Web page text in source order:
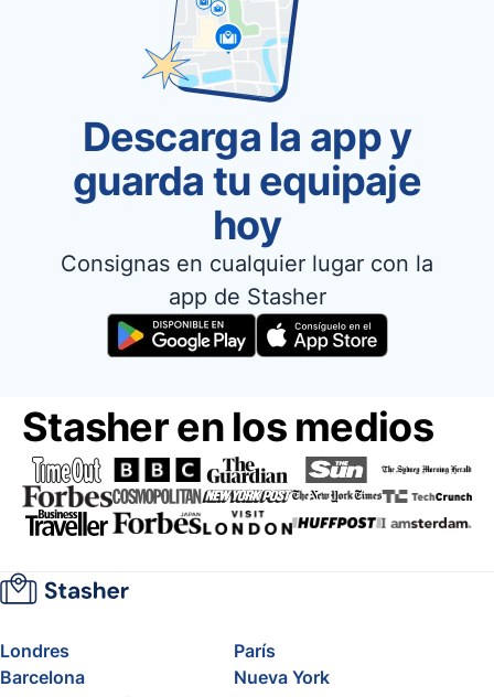
Descarga la app y
guarda tu equipaje
hoy
Consignas en cualquier lugar con la
app de Stasher
Stasher en los medios
Londres
París
Barcelona
Nueva York